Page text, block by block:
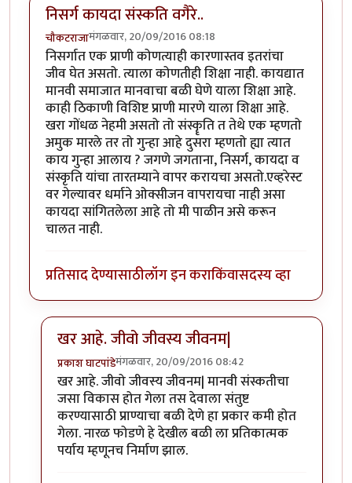
निसर्ग कायदा संस्कति वगैरे..
चौकटराजामंगळवार, 20/09/2016 08:18
निसर्गात एक प्राणी कोणत्याही कारणास्तव इतरांचा
जीव घेत असतो. त्याला कोणतीही शिक्षा नाही. कायद्यात
मानवी समाजात मानवाचा बळी घेणे याला शिक्षा आहे.
काही ठिकाणी विशिष्ट प्राणी मारणे याला शिक्षा आहे.
खरा गोंधळ नेहमी असतो तो संस्कॄति त तेथे एक म्हणतो
अमुक मारले तर तो गुन्हा आहे दुसरा म्हणतो ह्या त्यात
काय गुन्हा आलाय ? जगणे जगताना, निसर्ग, कायदा व
संस्कृति यांचा तारतम्याने वापर करायचा असतो.एव्हरेस्ट
वर गेल्यावर धर्माने ओक्सीजन वापरायचा नाही असा
कायदा सांगितलेला आहे तो मी पाळीन असे करून
चालत नाही.
प्रतिसाद देण्यासाठीलॉग इन कराकिंवासदस्य व्हा
खर आहे. जीवो जीवस्य जीवनम|
प्रकाश घाटपांडेमंगळवार, 20/09/2016 08:42
In reply toनिसर्ग कायदा संस्कति वगैरे..byचौकटराजा
खर आहे. जीवो जीवस्य जीवनम| मानवी संस्कतीचा
जसा विकास होत गेला तस देवाला संतुष्ट
करण्यासाठी प्राण्याचा बळी देणे हा प्रकार कमी होत
गेला. नारळ फोडणे हे देखील बळी ला प्रतिकात्मक
पर्याय म्हणूनच निर्माण झाल.